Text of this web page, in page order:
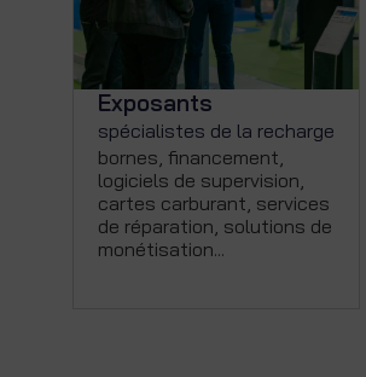
Exposants
spécialistes de la recharge
bornes, financement,
logiciels de supervision,
cartes carburant, services
de réparation, solutions de
monétisation...